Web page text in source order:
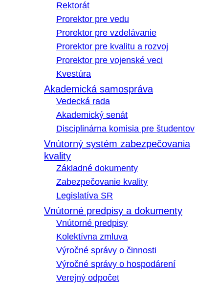
Rektorát
Prorektor pre vedu
Prorektor pre vzdelávanie
Prorektor pre kvalitu a rozvoj
Prorektor pre vojenské veci
Kvestúra
Akademická samospráva
Vedecká rada
Akademický senát
Disciplinárna komisia pre študentov
Vnútorný systém zabezpečovania
kvality
Základné dokumenty
Zabezpečovanie kvality
Legislatíva SR
Vnútorné predpisy a dokumenty
Vnútorné predpisy
Kolektívna zmluva
Výročné správy o činnosti
Výročné správy o hospodárení
Verejný odpočet